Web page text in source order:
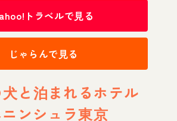
トラベルで見る
じゃらんで見る
と泊まれるホテル
ンシュラ東京